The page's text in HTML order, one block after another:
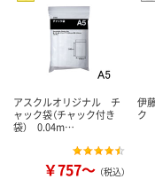
アスクルオリジナル チ
ャック袋（チャック付き
袋） 0.04m…
￥757～ （税込）
伊
ク